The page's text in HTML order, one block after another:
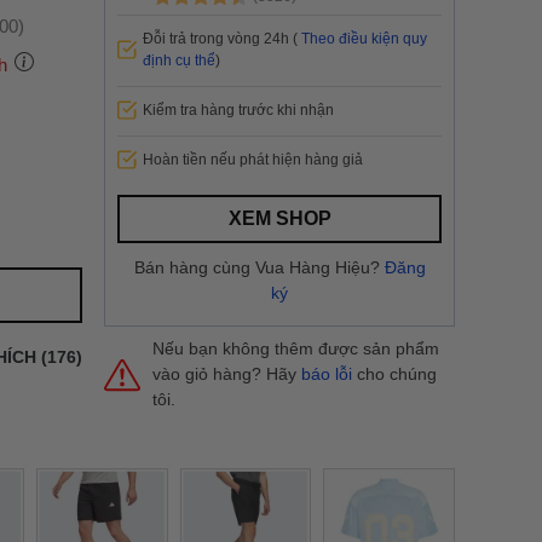
cầu
báo
tại
(176)
Đỗi trả trong vòng 24h ( Theo điều kiện quy
định cụ thể)
Kiểm tra hàng trước khi nhận
Hoàn tiền nếu phát hiện hàng giả
XEM SHOP
Bán hàng cùng Vua Hàng Hiệu? Đăng
ký
Nếu bạn không thêm được sản phẩm
vào giỏ hàng? Hãy báo lỗi cho chúng
tôi.